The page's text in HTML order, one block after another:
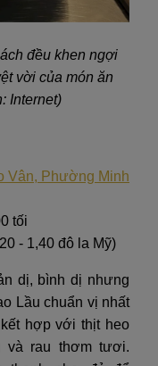
đều khen ngợi
vời của món ăn
Internet)
Vân, Phường Minh
tối
- 1,40 đô la Mỹ)
dị, bình dị nhưng
Lầu chuẩn vị nhất
hợp với thịt heo
và rau thơm tươi.